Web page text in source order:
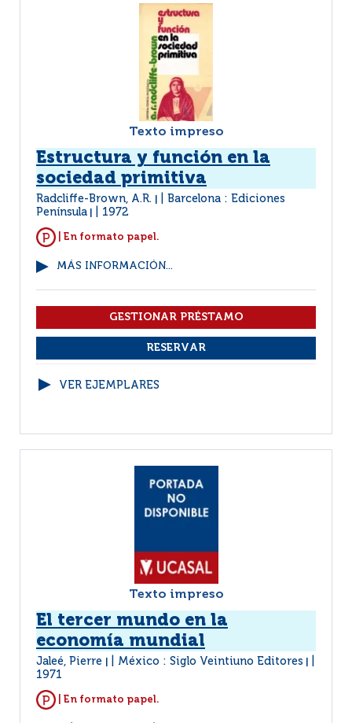
Texto impreso
Estructura y función en la
sociedad primitiva
Radcliffe-Brown, A.R.
Barcelona : Ediciones
Península
1972
| En formato papel.
MÁS INFORMACIÓN...
VER EJEMPLARES
Texto impreso
El tercer mundo en la
economía mundial
Jaleé, Pierre México : Siglo Veintiuno Editores
1971
| En formato papel.